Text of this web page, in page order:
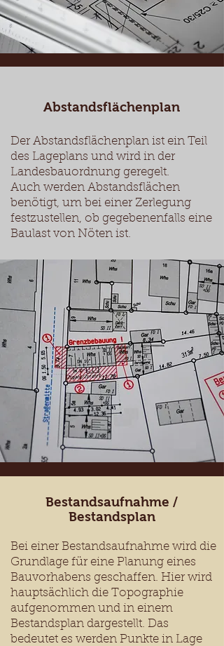
Abstandsflächenplan
Der Abstandsflächenplan ist ein Teil
des Lageplans und wird in der
Landesbauordnung geregelt.
Auch werden Abstandsflächen
benötigt, um bei einer Zerlegung
festzustellen, ob gegebenenfalls eine
Baulast von Nöten ist.
Bestandsaufnahme /
Bestandsplan
Bei einer Bestandsaufnahme wird die
Grundlage für eine Planung eines
Bauvorhabens geschaffen. Hier wird
hauptsächlich die Topographie
aufgenommen und in einem
Bestandsplan dargestellt. Das
bedeutet es werden Punkte in Lage